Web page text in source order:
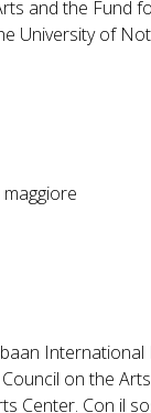
and the Fund
University of
on the
Center. Con il